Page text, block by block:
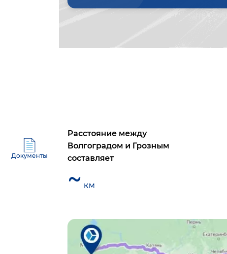
Документы
Расстояние между
Волгоградом и Грозным
составляет
~ км